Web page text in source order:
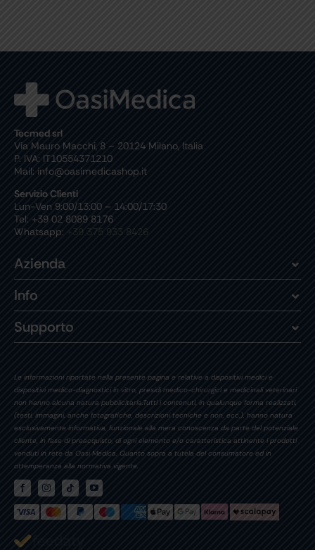
Tecmed srl
Via Mauro Macchi, 8 – 20124 Milano, Italia
P. IVA: IT10554371210
Mail: info@oasimedicashop.it
Servizio Clienti
Lun-Ven 9:00/13:00 – 14:00/17:30
Tel: +39 02 8089 8176
Whatsapp: +39 375 933 8426
Azienda
Info
Supporto
Le informazioni riportate nella presente pagina e relative a dispositivi medici e
dispositivi medico-diagnostici in vitro, presidi medico-chirurgici e medicinali veterinari
non hanno alcuna natura pubblicitaria.Tutti i contenuti, in qualunque forma realizzati,
(testi, immagini, anche fotografiche, descrizioni tecniche e non, ecc.), hanno natura
esclusivamente informativa, funzionale alla mera conoscenza da parte del potenziale
cliente, in fase di preacquisto, di ogni elemento e/o caratteristica attinente i prodotti
venduti in rete da Oasi Medica. Quanto sopra a tutela del consumatore ed in
ottemperanza alla normativa vigente.